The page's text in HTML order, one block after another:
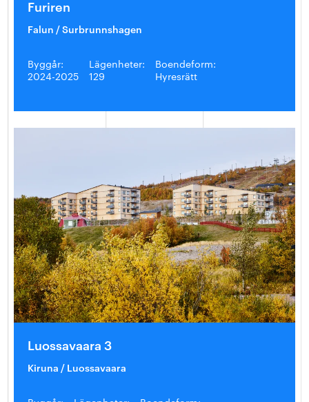
Furiren
Falun / Surbrunnshagen
Byggår:
2024-2025
Lägenheter:
129
Boendeform:
Hyresrätt
Luossavaara 3
Kiruna / Luossavaara